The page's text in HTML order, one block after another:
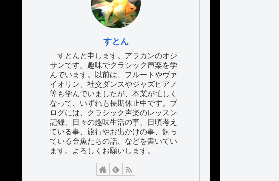
すとん
すとんと申します。アラカンのオジ
サンです。趣味でクラシック声楽を学
んでいます。以前は、フルートやヴァ
イオリン、社交ダンスやジャズピアノ
等も学んでいましたが、本業が忙しく
なって、いずれも長期休止中です。ブ
ログには、クラシック声楽のレッスン
記録、日々の趣味生活の事、日頃考え
ている事、旅行やお出かけの事、飼っ
ている金魚たちの話、などを書いてい
ます。よろしくお願いします。